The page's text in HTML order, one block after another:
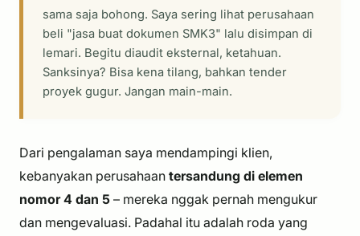
sama saja bohong. Saya sering lihat perusahaan
beli "jasa buat dokumen SMK3" lalu disimpan di
lemari. Begitu diaudit eksternal, ketahuan.
Sanksinya? Bisa kena tilang, bahkan tender
proyek gugur. Jangan main-main.
Dari pengalaman saya mendampingi klien,
kebanyakan perusahaan tersandung di elemen
nomor 4 dan 5 – mereka nggak pernah mengukur
dan mengevaluasi. Padahal itu adalah roda yang